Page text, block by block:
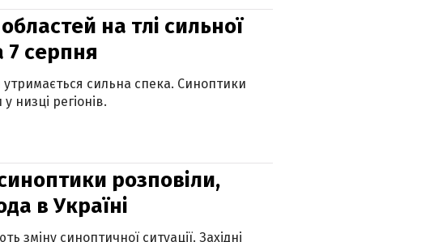
на тлі сильної
7 серпня
сильна спека. Синоптики
низці регіонів.
розповіли,
в Україні
зміну синоптичної ситуації. Західні